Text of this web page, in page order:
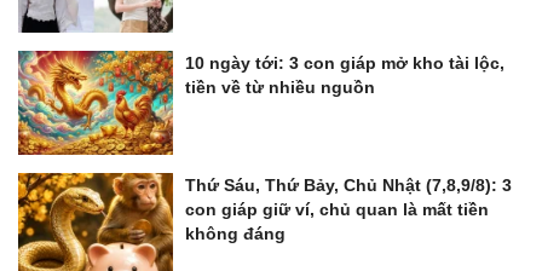
10 ngày tới: 3 con giáp mở kho tài lộc,
tiền về từ nhiều nguồn
Thứ Sáu, Thứ Bảy, Chủ Nhật (7,8,9/8): 3
con giáp giữ ví, chủ quan là mất tiền
không đáng